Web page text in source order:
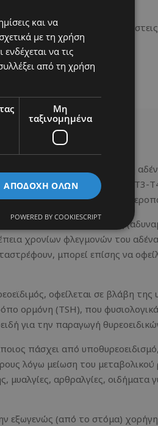
την υφή), όζοι (ογκίδια,
η υπολειτουργία του θυροειδή
και έκκριση ορμονών Τ3-
να είναι πρωτοπαθής ή
σε βλάβη του θυρεοειδούς
χρονίων φλεγμονών του αδένα
μπορεί επίσης να
οφείλεται σε βλάβη
ορμόνη (TSH), που
για την παραγωγή
πάσχει από
λόγω μείωση του
μυαλγίες, αρθραλγίες, οιδήματα
εξωγενώς (από το στόμα)
και να
με τη χρήση
να τις
από τη χρήση
Μη
ταξινομημένα
ΑΠΟΔΟΧΉ ΌΛΩΝ
POWERED BY COOKIESCRIPT